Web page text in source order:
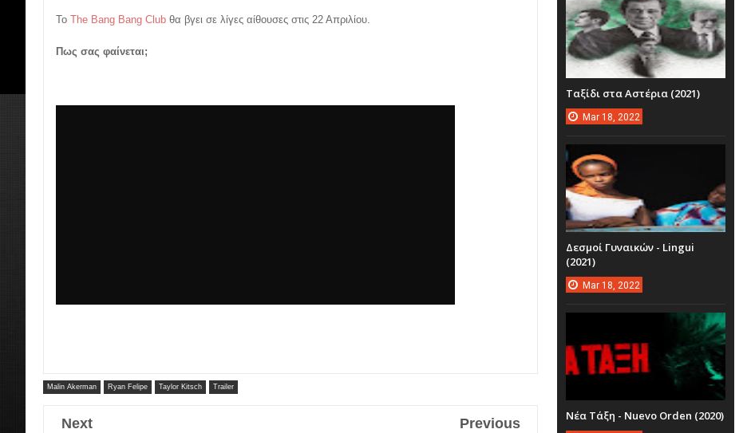
Το The Bang Bang Club θα βγει σε λίγες αίθουσες στις 22 Απριλίου.
Πως σας φαίνεται;
Malin Akerman Ryan Felipe Taylor Kitsch Trailer
Next Previous
Ταξίδι στα Αστέρια (2021)
Mar 18, 2022
Δεσμοί Γυναικών - Lingui
(2021)
Mar 18, 2022
Νέα Τάξη - Nuevo Orden (2020)